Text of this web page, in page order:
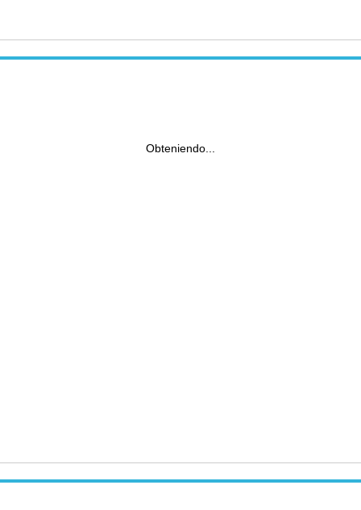
Obteniendo...